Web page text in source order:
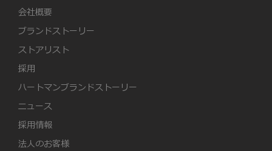
会社概要
ブランドストーリー
ストアリスト
採用
ハートマンブランドストーリー
ニュース
採用情報
法人のお客様